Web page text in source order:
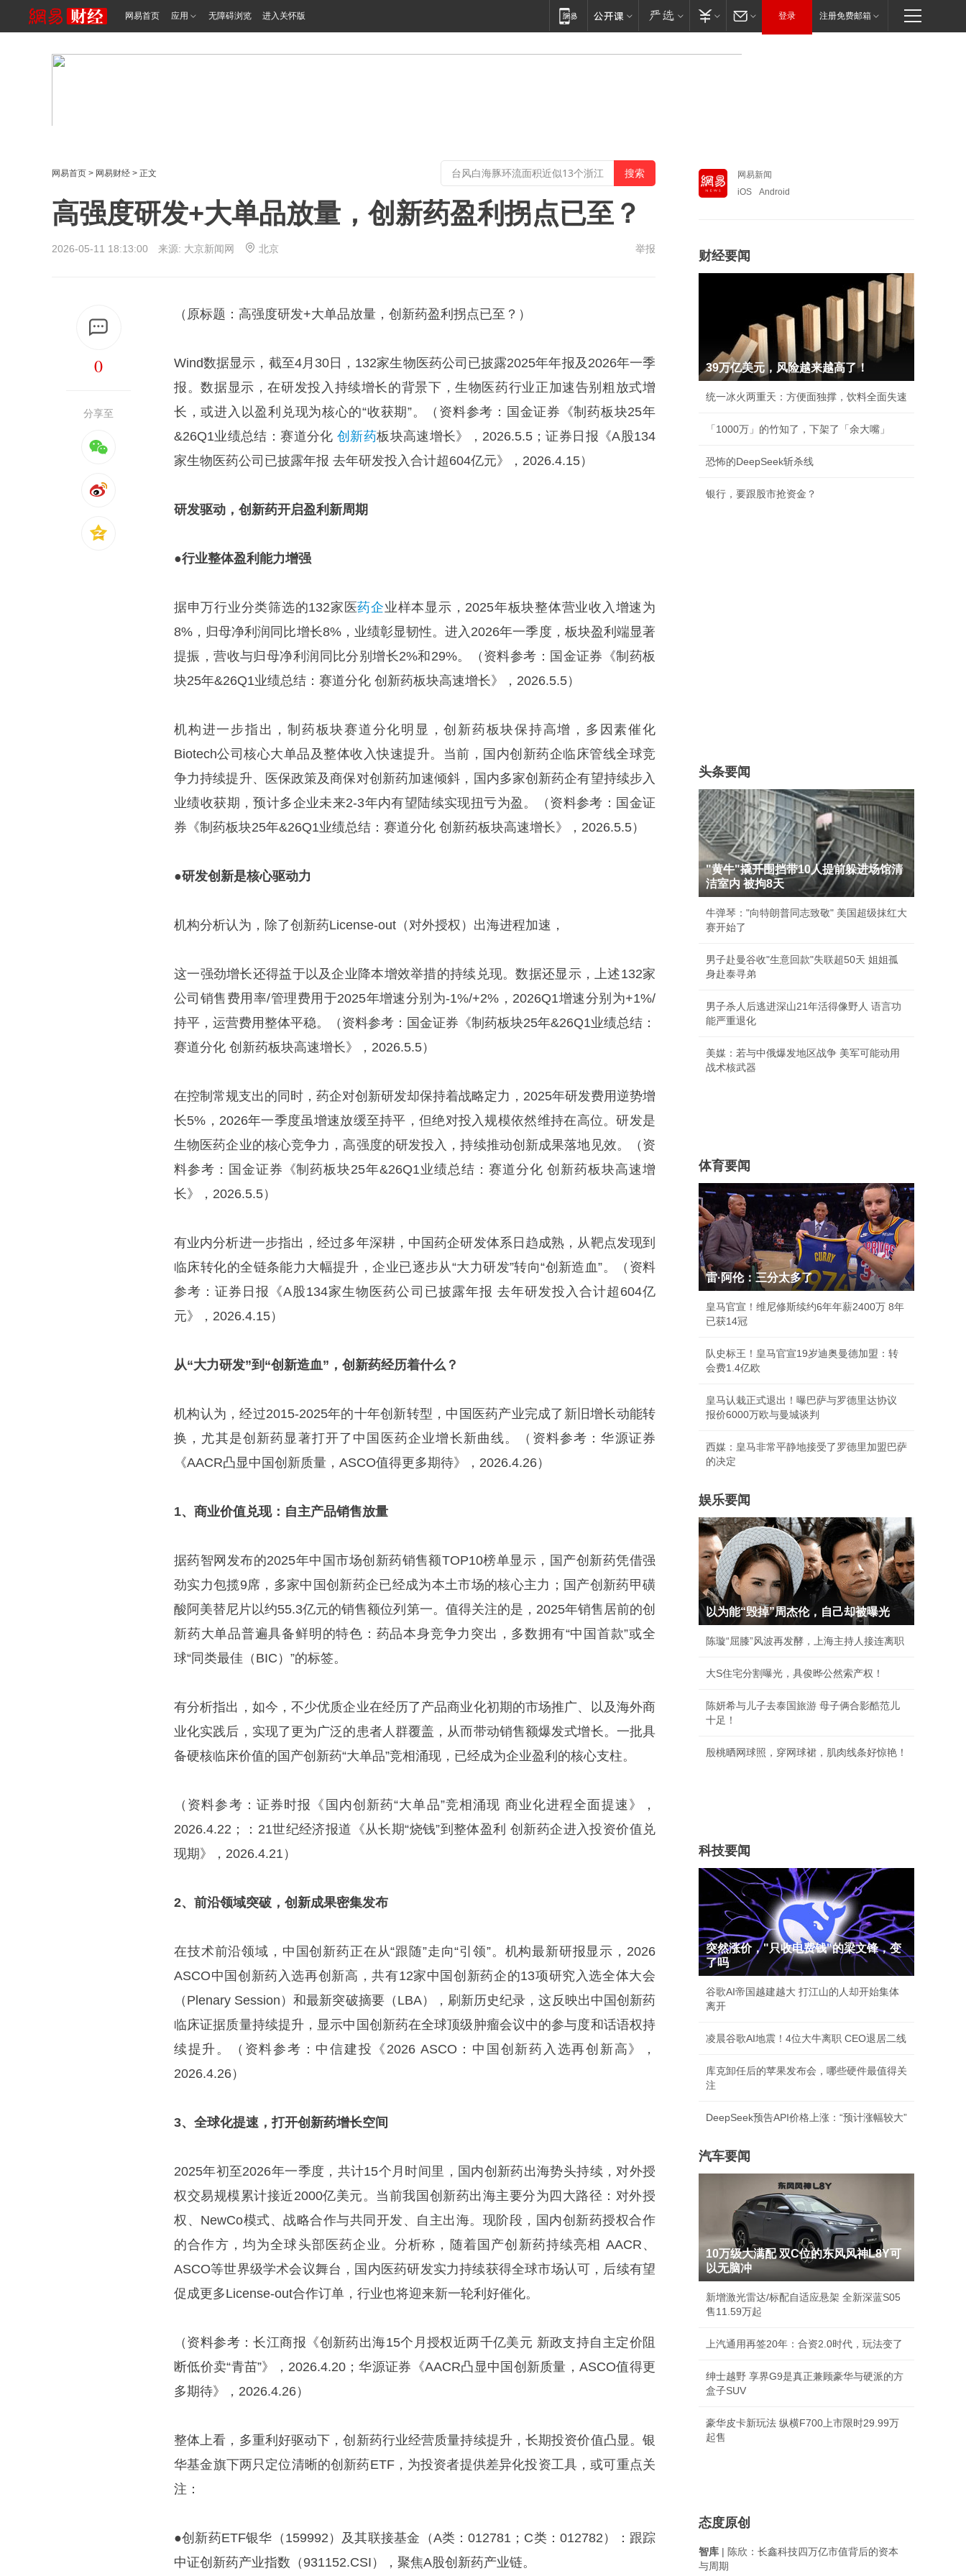
网易首页 应用 无障碍浏览 进入关怀版 登录 注册免费邮箱
网易首页 > 网易财经 > 正文
高强度研发+大单品放量，创新药盈利拐点已至？
2026-05-11 18:13:00 来源: 大京新闻网 北京 举报
0
分享至
（原标题：高强度研发+大单品放量，创新药盈利拐点已至？）
Wind数据显示，截至4月30日，132家生物医药公司已披露2025年年报及2026年一季
报。数据显示，在研发投入持续增长的背景下，生物医药行业正加速告别粗放式增
长，或进入以盈利兑现为核心的“收获期”。（资料参考：国金证券《制药板块25年
&26Q1业绩总结：赛道分化创新药板块高速增长》，2026.5.5；证券日报《A股134
家生物医药公司已披露年报 去年研发投入合计超604亿元》，2026.4.15）
研发驱动，创新药开启盈利新周期
●行业整体盈利能力增强
据申万行业分类筛选的132家医药企业样本显示，2025年板块整体营业收入增速为
8%，归母净利润同比增长8%，业绩彰显韧性。进入2026年一季度，板块盈利端显著
提振，营收与归母净利润同比分别增长2%和29%。（资料参考：国金证券《制药板
块25年&26Q1业绩总结：赛道分化 创新药板块高速增长》，2026.5.5）
机构进一步指出，制药板块赛道分化明显，创新药板块保持高增，多因素催化
Biotech公司核心大单品及整体收入快速提升。当前，国内创新药企临床管线全球竞
争力持续提升、医保政策及商保对创新药加速倾斜，国内多家创新药企有望持续步入
业绩收获期，预计多企业未来2-3年内有望陆续实现扭亏为盈。（资料参考：国金证
券《制药板块25年&26Q1业绩总结：赛道分化 创新药板块高速增长》，2026.5.5）
●研发创新是核心驱动力
机构分析认为，除了创新药License-out（对外授权）出海进程加速，
这一强劲增长还得益于以及企业降本增效举措的持续兑现。数据还显示，上述132家
公司销售费用率/管理费用于2025年增速分别为-1%/+2%，2026Q1增速分别为+1%/
持平，运营费用整体平稳。（资料参考：国金证券《制药板块25年&26Q1业绩总结：
赛道分化 创新药板块高速增长》，2026.5.5）
在控制常规支出的同时，药企对创新研发却保持着战略定力，2025年研发费用逆势增
长5%，2026年一季度虽增速放缓至持平，但绝对投入规模依然维持在高位。研发是
生物医药企业的核心竞争力，高强度的研发投入，持续推动创新成果落地见效。（资
料参考：国金证券《制药板块25年&26Q1业绩总结：赛道分化 创新药板块高速增
长》，2026.5.5）
有业内分析进一步指出，经过多年深耕，中国药企研发体系日趋成熟，从靶点发现到
临床转化的全链条能力大幅提升，企业已逐步从“大力研发”转向“创新造血”。（资料
参考：证券日报《A股134家生物医药公司已披露年报 去年研发投入合计超604亿
元》，2026.4.15）
从“大力研发”到“创新造血”，创新药经历着什么？
机构认为，经过2015-2025年的十年创新转型，中国医药产业完成了新旧增长动能转
换，尤其是创新药显著打开了中国医药企业增长新曲线。（资料参考：华源证券
《AACR凸显中国创新质量，ASCO值得更多期待》，2026.4.26）
1、商业价值兑现：自主产品销售放量
据药智网发布的2025年中国市场创新药销售额TOP10榜单显示，国产创新药凭借强
劲实力包揽9席，多家中国创新药企已经成为本土市场的核心主力；国产创新药甲磺
酸阿美替尼片以约55.3亿元的销售额位列第一。值得关注的是，2025年销售居前的创
新药大单品普遍具备鲜明的特色：药品本身竞争力突出，多数拥有“中国首款”或全
球“同类最佳（BIC）”的标签。
有分析指出，如今，不少优质企业在经历了产品商业化初期的市场推广、以及海外商
业化实践后，实现了更为广泛的患者人群覆盖，从而带动销售额爆发式增长。一批具
备硬核临床价值的国产创新药“大单品”竞相涌现，已经成为企业盈利的核心支柱。
（资料参考：证券时报《国内创新药“大单品”竞相涌现 商业化进程全面提速》，
2026.4.22；：21世纪经济报道《从长期“烧钱”到整体盈利 创新药企进入投资价值兑
现期》，2026.4.21）
2、前沿领域突破，创新成果密集发布
在技术前沿领域，中国创新药正在从“跟随”走向“引领”。机构最新研报显示，2026
ASCO中国创新药入选再创新高，共有12家中国创新药企的13项研究入选全体大会
（Plenary Session）和最新突破摘要（LBA），刷新历史纪录，这反映出中国创新药
临床证据质量持续提升，显示中国创新药在全球顶级肿瘤会议中的参与度和话语权持
续提升。（资料参考：中信建投《2026 ASCO：中国创新药入选再创新高》，
2026.4.26）
3、全球化提速，打开创新药增长空间
2025年初至2026年一季度，共计15个月时间里，国内创新药出海势头持续，对外授
权交易规模累计接近2000亿美元。当前我国创新药出海主要分为四大路径：对外授
权、NewCo模式、战略合作与共同开发、自主出海。现阶段，国内创新药授权合作
的合作方，均为全球头部医药企业。分析称，随着国产创新药持续亮相 AACR、
ASCO等世界级学术会议舞台，国内医药研发实力持续获得全球市场认可，后续有望
促成更多License-out合作订单，行业也将迎来新一轮利好催化。
（资料参考：长江商报《创新药出海15个月授权近两千亿美元 新政支持自主定价阻
断低价卖“青苗”》，2026.4.20；华源证券《AACR凸显中国创新质量，ASCO值得更
多期待》，2026.4.26）
整体上看，多重利好驱动下，创新药行业经营质量持续提升，长期投资价值凸显。银
华基金旗下两只定位清晰的创新药ETF，为投资者提供差异化投资工具，或可重点关
注：
●创新药ETF银华（159992）及其联接基金（A类：012781；C类：012782）：跟踪
中证创新药产业指数（931152.CSI），聚焦A股创新药产业链。
网易新闻
iOS
Android
财经要闻
39万亿美元，风险越来越高了！
统一冰火两重天：方便面独撑，饮料全面失速
「1000万」的竹知了，下架了「余大嘴」
恐怖的DeepSeek斩杀线
银行，要跟股市抢资金？
头条要闻
"黄牛"撬开围挡带10人提前躲进场馆清
洁室内 被拘8天
牛弹琴："向特朗普同志致敬" 美国超级抹红大
赛开始了
男子赴曼谷收"生意回款"失联超50天 姐姐孤
身赴泰寻弟
男子杀人后逃进深山21年活得像野人 语言功
能严重退化
美媒：若与中俄爆发地区战争 美军可能动用
战术核武器
体育要闻
雷·阿伦：三分太多了
皇马官宣！维尼修斯续约6年年薪2400万 8年
已获14冠
队史标王！皇马官宣19岁迪奥曼德加盟：转
会费1.4亿欧
皇马认栽正式退出！曝巴萨与罗德里达协议
报价6000万欧与曼城谈判
西媒：皇马非常平静地接受了罗德里加盟巴萨
的决定
娱乐要闻
以为能“毁掉”周杰伦，自己却被曝光
陈璇“屈膝”风波再发酵，上海主持人接连离职
大S住宅分割曝光，具俊晔公然索产权！
陈妍希与儿子去泰国旅游 母子俩合影酷范儿
十足！
殷桃晒网球照，穿网球裙，肌肉线条好惊艳！
科技要闻
突然涨价，"只收电费钱"的梁文锋，变
了吗
谷歌AI帝国越建越大 打江山的人却开始集体
离开
凌晨谷歌AI地震！4位大牛离职 CEO退居二线
库克卸任后的苹果发布会，哪些硬件最值得关
注
DeepSeek预告API价格上涨：“预计涨幅较大”
汽车要闻
10万级大满配 双C位的东风风神L8Y可
以无脑冲
新增激光雷达/标配自适应悬架 全新深蓝S05
售11.59万起
上汽通用再签20年：合资2.0时代，玩法变了
绅士越野 享界G9是真正兼顾豪华与硬派的方
盒子SUV
豪华皮卡新玩法 纵横F700上市限时29.99万
起售
态度原创
智库 | 陈欣：长鑫科技四万亿市值背后的资本
与周期